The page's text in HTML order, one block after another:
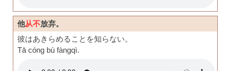
他从不放弃。
彼はあきらめることを知らない。
Tā cóng bù fàngqì.